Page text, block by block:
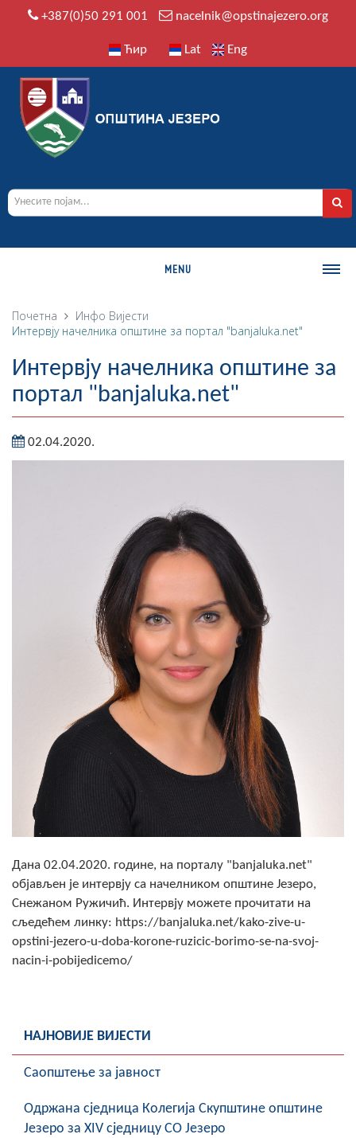
+387(0)50 291 001 nacelnik@opstinajezero.org
Ћир Lat Eng
MENU
О ОПШТИНИ
Историја
Географија
Насељена мјеста
Занимљивости
НАЧЕЛНИК
О Начелнику
Замјеник начелника
Извјештај о раду начелника
СКУПШТИНА
Статут Општине
Скупштинско вијеће општине језеро
Састав Скупштине
Службени Гласници
ОПШТИНСКА УПРАВА
ИНФО
Вијести
Активности
Геоистраживања
Почетна Инфо Вијести
Интервју начелника општине за портал "banjaluka.net"
Интервју начелника општине за
портал "banjaluka.net"
02.04.2020.
Дана 02.04.2020. године, на порталу "banjaluka.net"
објављен је интервју са начелником општине Језеро,
Снежаном Ружичић. Интервју можете прочитати на
сљедећем линку: https://banjaluka.net/kako-zive-u-
opstini-jezero-u-doba-korone-ruzicic-borimo-se-na-svoj-
nacin-i-pobijedicemo/
НАЈНОВИЈЕ ВИЈЕСТИ
Саопштење за јавност
Oдржана сједница Колегија Скупштине општине
Језеро за XIV сједницу СО Језеро